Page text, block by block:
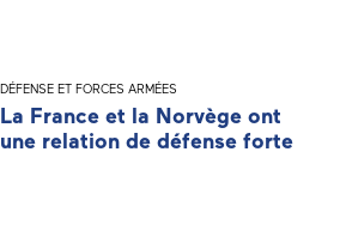
DÉFENSE ET FORCES ARMÉES
La France et la Norvège ont
une relation de défense forte